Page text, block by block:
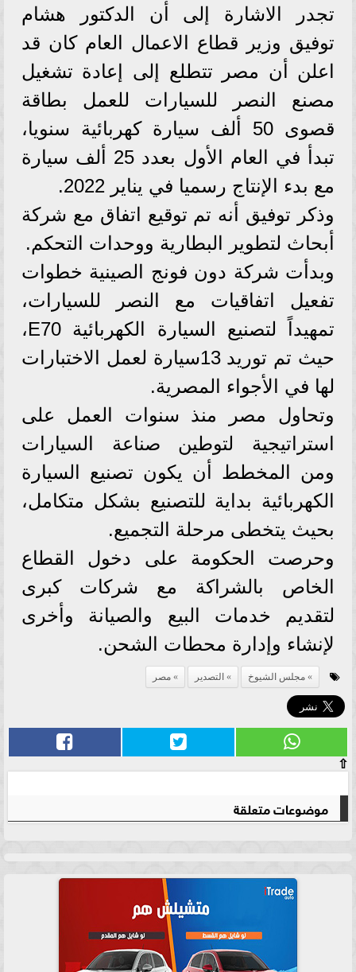
تجدر الاشارة إلى أن الدكتور هشام
توفيق وزير قطاع الاعمال العام كان قد
اعلن أن مصر تتطلع إلى إعادة تشغيل
مصنع النصر للسيارات للعمل بطاقة
قصوى 50 ألف سيارة كهربائية سنويا،
تبدأ في العام الأول بعدد 25 ألف سيارة
مع بدء الإنتاج رسميا في يناير 2022.
وذكر توفيق أنه تم توقيع اتفاق مع شركة
أبحاث لتطوير البطارية ووحدات التحكم.
وبدأت شركة دون فونج الصينية خطوات
تفعيل اتفاقيات مع النصر للسيارات،
تمهيداً لتصنيع السيارة الكهربائية E70،
حيث تم توريد 13سيارة لعمل الاختبارات
لها في الأجواء المصرية.
وتحاول مصر منذ سنوات العمل على
استراتيجية لتوطين صناعة السيارات
ومن المخطط أن يكون تصنيع السيارة
الكهربائية بداية للتصنيع بشكل متكامل،
بحيث يتخطى مرحلة التجميع.
وحرصت الحكومة على دخول القطاع
الخاص بالشراكة مع شركات كبرى
لتقديم خدمات البيع والصيانة وأخرى
لإنشاء وإدارة محطات الشحن.
مجلس الشيوخ التصدير مصر
⇧
موضوعات متعلقة